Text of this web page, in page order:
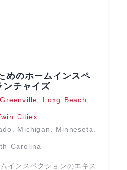
めのホームインスペ
ンチャイズ
Greenville Long Beach
Cities
Michigan Minnesota
Carolina
インスペクションのエキス